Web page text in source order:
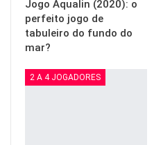
Jogo Aqualin (2020): o
perfeito jogo de
tabuleiro do fundo do
mar?
2 A 4 JOGADORES